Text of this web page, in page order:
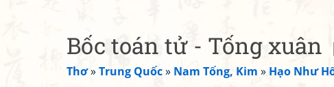
Bốc toán tử - Tống xuân
Thơ»Trung Quốc» Nam Tống, Kim » Hạo Như